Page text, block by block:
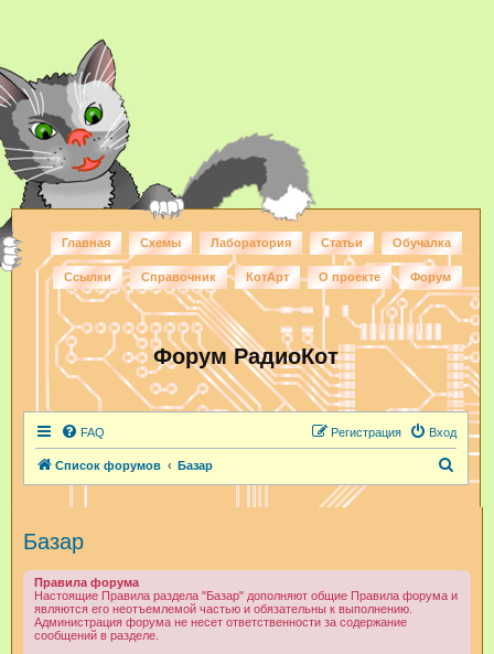
Главная Схемы Лаборатория Статьи Обучалка
Ссылки Справочник КотАрт О проекте Форум
Форум РадиоКот
FAQ Вход
Регистрация
Список форумов Базар
к
Базар
Правила форума
Настоящие Правила раздела "Базар" дополняют общие Правила форума и
являются его неотъемлемой частью и обязательны к выполнению.
Администрация форума не несет ответственности за содержание
сообщений в разделе.